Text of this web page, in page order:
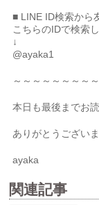
■ LINE ID検索から
こちらのIDで検索
↓
@ayaka1
～～～～～～～～
本日も最後までお
ありがとうございま
ayaka
関連記事